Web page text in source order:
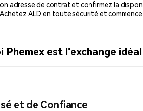
adresse de contrat et confirmez la
ALD en toute sécurité et
Phemex est l'exchange
et de Confiance